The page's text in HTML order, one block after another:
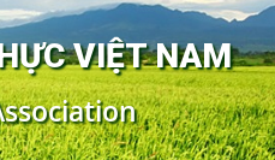
VIỆT NAM